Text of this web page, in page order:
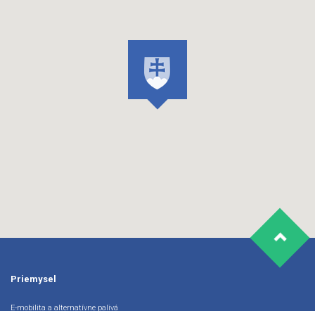
Priemysel
E-mobilita a alternatívne palivá